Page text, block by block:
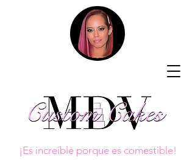
¡Es increíble porque es comestible!